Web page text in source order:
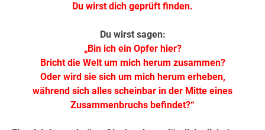
Du wirst dich geprüft finden.
Du wirst sagen:
„Bin ich ein Opfer hier?
Bricht die Welt um mich herum zusammen?
Oder wird sie sich um mich herum erheben,
während sich alles scheinbar in der Mitte eines
Zusammenbruchs befindet?“